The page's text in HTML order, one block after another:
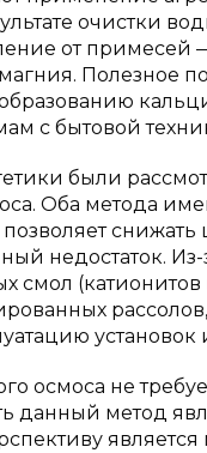
очистки
от примесей —
Полезное
с бытовой
были
Оба метода
недостаток.
(катионитов
установок
осмоса не
данный метод